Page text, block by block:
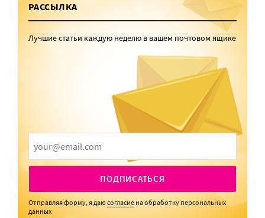
РАССЫЛКА
Лучшие статьи каждую неделю в вашем почтовом ящике
ПОДПИСАТЬСЯ
Отправляя форму, я даюсогласие на обработку персональных
данных